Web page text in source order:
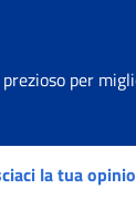
per
la tua